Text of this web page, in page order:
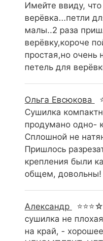
Имейте ввиду,
верёвка...петли
малы..2 раза
верёвку,короче
простая,но очень
петель для
Ольга Евсюкова
Сушилка
продумано одно-
Сплошной не
Пришлось
крепления были
общем, довольны!
Александр
сушилка не
на край, -